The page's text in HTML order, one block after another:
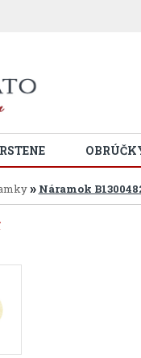
» Náramok